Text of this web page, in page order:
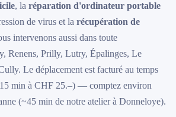
, la réparation d'ordinateur portable
de virus et la récupération de
intervenons aussi dans toute
Renens, Prilly, Lutry, Épalinges, Le
Le déplacement est facturé au temps
15 min à CHF 25.–) — comptez environ
(~45 min de notre atelier à Donneloye).